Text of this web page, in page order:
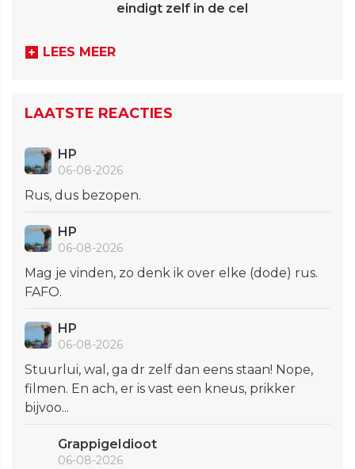
eindigt zelf in de cel
LEES MEER
LAATSTE REACTIES
HP
06-08-2026
Rus, dus bezopen.
HP
06-08-2026
Mag je vinden, zo denk ik over elke (dode) rus.
FAFO.
HP
06-08-2026
Stuurlui, wal, ga dr zelf dan eens staan! Nope,
filmen. En ach, er is vast een kneus, prikker
bijvoo...
GrappigeIdioot
06-08-2026